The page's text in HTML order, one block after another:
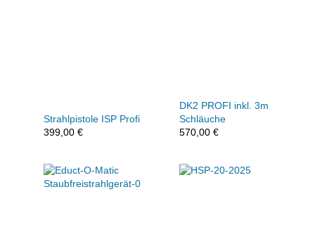
Strahlpistole ISP Profi
399,00 €
DK2 PROFI inkl. 3m
Schläuche
570,00 €